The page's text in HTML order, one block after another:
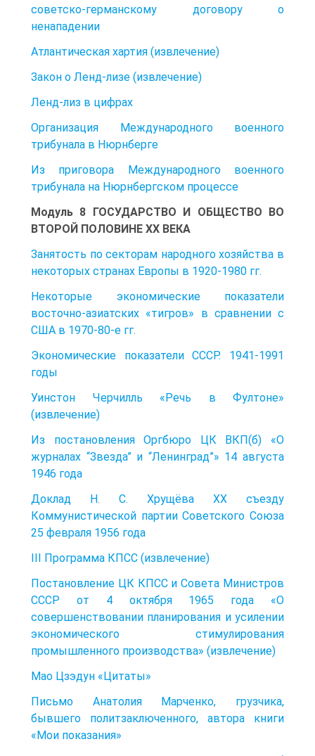
советско-германскому договору о
ненападении
Атлантическая хартия (извлечение)
Закон о Ленд-лизе (извлечение)
Ленд-лиз в цифрах
Организация Международного военного
трибунала в Нюрнберге
Из приговора Международного военного
трибунала на Нюрнбергском процессе
Модуль 8 ГОСУДАРСТВО И ОБЩЕСТВО ВО
ВТОРОЙ ПОЛОВИНЕ XX ВЕКА
Занятость по секторам народного хозяйства в
некоторых странах Европы в 1920-1980 гг.
Некоторые экономические показатели
восточно-азиатских «тигров» в сравнении с
США в 1970-80-е гг.
Экономические показатели СССР. 1941-1991
годы
Уинстон Черчилль «Речь в Фултоне»
(извлечение)
Из постановления Оргбюро ЦК ВКП(б) «О
журналах “Звезда” и “Ленинград”» 14 августа
1946 года
Доклад Н. С. Хрущёва XX съезду
Коммунистической партии Советского Союза
25 февраля 1956 года
III Программа КПСС (извлечение)
Постановление ЦК КПСС и Совета Министров
СССР от 4 октября 1965 года «О
совершенствовании планирования и усилении
экономического стимулирования
промышленного производства» (извлечение)
Мао Цзэдун «Цитаты»
Письмо Анатолия Марченко, грузчика,
бывшего политзаключенного, автора книги
«Мои показания»